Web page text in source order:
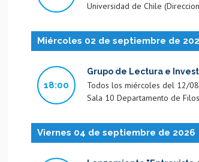
Universidad de Chile
Miércoles 02 de septiembre de
18:00
Grupo de Lectura e
Todos los miércoles del 12/
Sala 10 Departamento de
Viernes 04 de septiembre de 2026